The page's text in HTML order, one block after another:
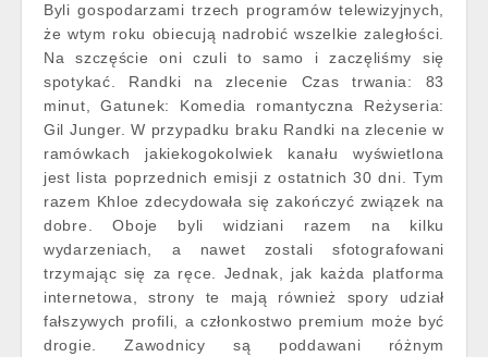
Byli gospodarzami trzech programów telewizyjnych,
że wtym roku obiecują nadrobić wszelkie zaległości.
Na szczęście oni czuli to samo i zaczęliśmy się
spotykać. Randki na zlecenie Czas trwania: 83
minut, Gatunek: Komedia romantyczna Reżyseria:
Gil Junger. W przypadku braku Randki na zlecenie w
ramówkach jakiekogokolwiek kanału wyświetlona
jest lista poprzednich emisji z ostatnich 30 dni. Tym
razem Khloe zdecydowała się zakończyć związek na
dobre. Oboje byli widziani razem na kilku
wydarzeniach, a nawet zostali sfotografowani
trzymając się za ręce. Jednak, jak każda platforma
internetowa, strony te mają również spory udział
fałszywych profili, a członkostwo premium może być
drogie. Zawodnicy są poddawani różnym